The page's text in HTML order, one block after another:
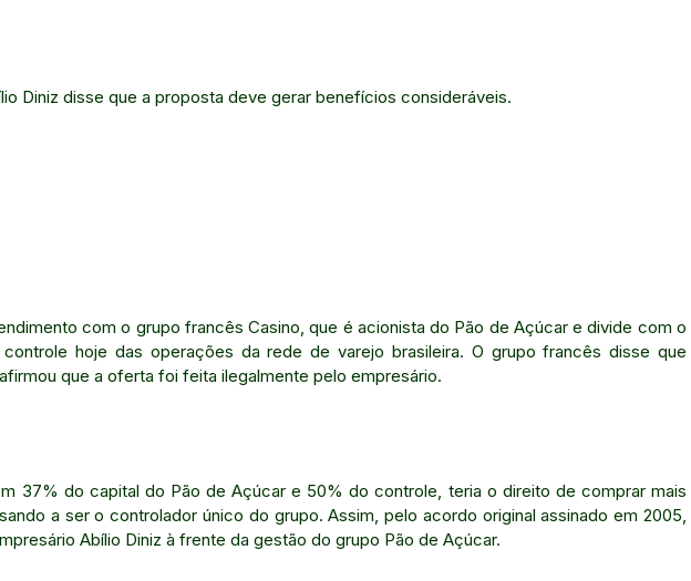
Diniz disse que a proposta deve gerar benefícios consideráveis.
com o grupo francês Casino, que é acionista do Pão de Açúcar e divide com o
hoje das operações da rede de varejo brasileira. O grupo francês disse que
que a oferta foi feita ilegalmente pelo empresário.
37% do capital do Pão de Açúcar e 50% do controle, teria o direito de comprar mais
a ser o controlador único do grupo. Assim, pelo acordo original assinado em 2005,
Abílio Diniz à frente da gestão do grupo Pão de Açúcar.